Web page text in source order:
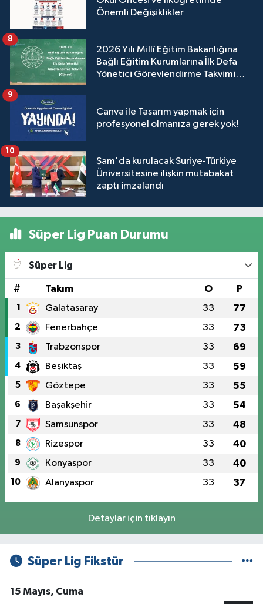
Önemli Değişiklikler
2026 Yılı Millî Eğitim Bakanlığına
Bağlı Eğitim Kurumlarına İlk Defa
Yönetici Görevlendirme Takvimi
8
Canva ile Tasarım yapmak için
profesyonel olmanıza gerek yok!
9
Şam'da kurulacak Suriye-Türkiye
Üniversitesine ilişkin mutabakat
zaptı imzalandı
10
Süper Lig Puan Durumu
Süper Lig
# Takım O P
1 Galatasaray 33 77
2 Fenerbahçe 33 73
3 Trabzonspor 33 69
4 Beşiktaş 33 59
5 Göztepe 33 55
6 Başakşehir 33 54
7 Samsunspor 33 48
8 Rizespor 33 40
9 Konyaspor 33 40
10 Alanyaspor 33 37
Detaylar için tıklayın
Süper Lig Fikstür
15 Mayıs, Cuma